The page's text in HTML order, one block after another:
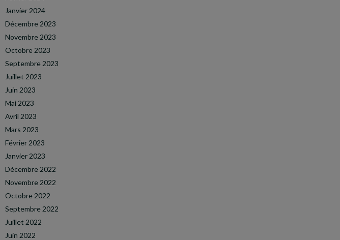
Janvier 2024
Décembre 2023
Novembre 2023
Octobre 2023
Septembre 2023
Juillet 2023
Juin 2023
Mai 2023
Avril 2023
Mars 2023
Février 2023
Janvier 2023
Décembre 2022
Novembre 2022
Octobre 2022
Septembre 2022
Juillet 2022
Juin 2022